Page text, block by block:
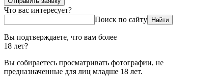
Что вас интересует?
Поиск по сайту
Найти
Вы подтверждаете, что вам более
18 лет?
Вы собираетесь просматривать фотографии, не
предназначенные для лиц младше 18 лет.